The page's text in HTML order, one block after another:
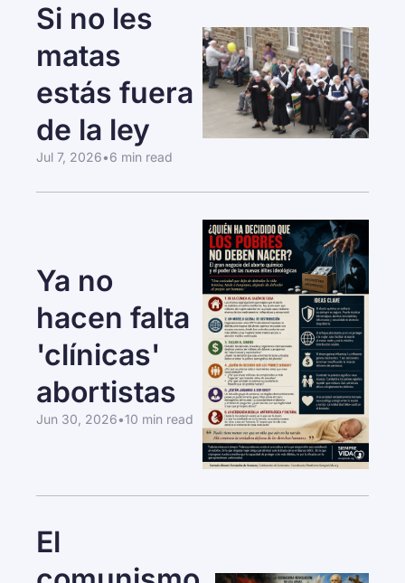
Si no les
matas
estás fuera
de la ley
Jul 7, 2026•6 min read
Ya no
hacen falta
'clínicas'
abortistas
Jun 30, 2026•10 min read
El